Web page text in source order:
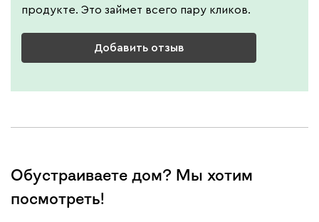
продукте. Это займет всего пару кликов.
Добавить отзыв
Обустраиваете дом? Мы хотим
посмотреть!